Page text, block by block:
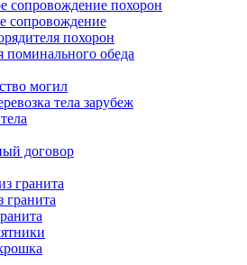
сопровождение похорон
сопровождение
похорон
поминального обеда
могил
тела зарубеж
договор
гранита
гранита